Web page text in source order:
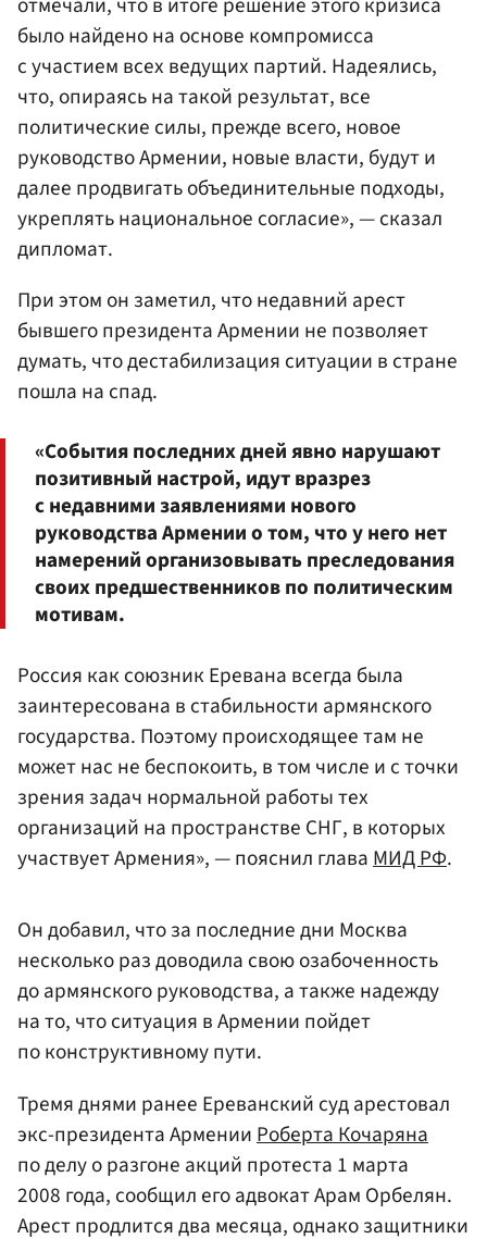
было найдено на основе компромисса
с участием всех ведущих партий. Надеялись,
что, опираясь на такой результат, все
политические силы, прежде всего, новое
руководство Армении, новые власти, будут и
далее продвигать объединительные подходы,
укреплять национальное согласие», — сказал
дипломат.
При этом он заметил, что недавний арест
бывшего президента Армении не позволяет
думать, что дестабилизация ситуации в стране
пошла на спад.
«События последних дней явно нарушают
позитивный настрой, идут вразрез
с недавними заявлениями нового
руководства Армении о том, что у него нет
намерений организовывать преследования
своих предшественников по политическим
мотивам.
Россия как союзник Еревана всегда была
заинтересована в стабильности армянского
государства. Поэтому происходящее там не
может нас не беспокоить, в том числе и с точки
зрения задач нормальной работы тех
организаций на пространстве СНГ, в которых
участвует Армения», — пояснил главаМИД РФ.
Он добавил, что за последние дни Москва
несколько раз доводила свою озабоченность
до армянского руководства, а также надежду
на то, что ситуация в Армении пойдет
по конструктивному пути.
Тремя днями ранее Ереванский суд арестовал
экс-президента АрменииРоберта Кочаряна
по делу о разгоне акций протеста 1 марта
2008 года, сообщил его адвокат Арам Орбелян.
Арест продлится два месяца, однако защитники